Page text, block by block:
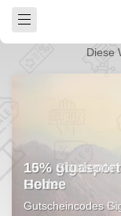
Diese
10%
Code
Gutscheincodes